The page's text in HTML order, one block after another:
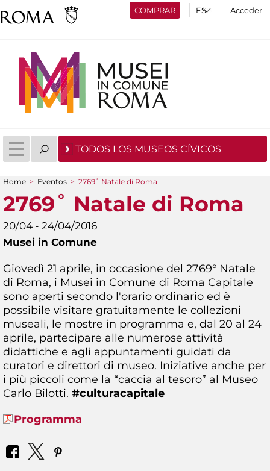
COMPRAR Acceder
TODOS LOS MUSEOS CÍVICOS
You are here
Home > Eventos > 2769˚ Natale di Roma
2769˚ Natale di Roma
20/04 - 24/04/2016
Musei in Comune
Giovedì 21 aprile, in occasione del 2769° Natale
di Roma, i Musei in Comune di Roma Capitale
sono aperti secondo l'orario ordinario ed è
possibile visitare gratuitamente le collezioni
museali, le mostre in programma e, dal 20 al 24
aprile, partecipare alle numerose attività
didattiche e agli appuntamenti guidati da
curatori e direttori di museo. Iniziative anche per
i più piccoli come la “caccia al tesoro” al Museo
Carlo Bilotti. #culturacapitale
Programma